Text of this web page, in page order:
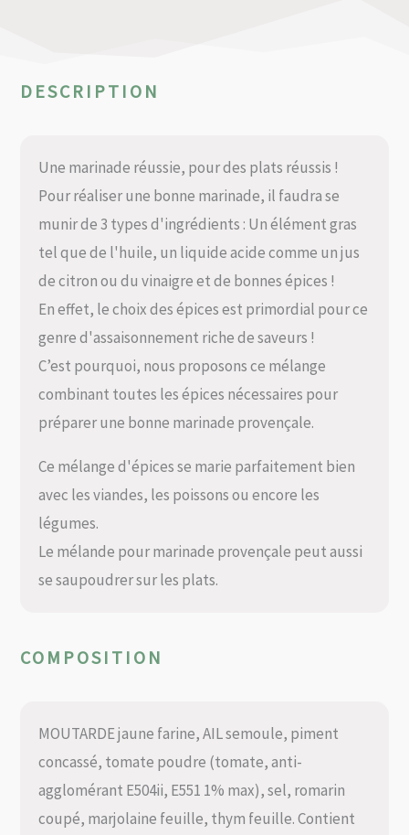
DESCRIPTION
Une marinade réussie, pour des plats réussis !
Pour réaliser une bonne marinade, il faudra se
munir de 3 types d'ingrédients : Un élément gras
tel que de l'huile, un liquide acide comme un jus
de citron ou du vinaigre et de bonnes épices !
En effet, le choix des épices est primordial pour ce
genre d'assaisonnement riche de saveurs !
C’est pourquoi, nous proposons ce mélange
combinant toutes les épices nécessaires pour
préparer une bonne marinade provençale.
Ce mélange d'épices se marie parfaitement bien
avec les viandes, les poissons ou encore les
légumes.
Le mélande pour marinade provençale peut aussi
se saupoudrer sur les plats.
COMPOSITION
MOUTARDE jaune farine, AIL semoule, piment
concassé, tomate poudre (tomate, anti-
agglomérant E504ii, E551 1% max), sel, romarin
coupé, marjolaine feuille, thym feuille. Contient